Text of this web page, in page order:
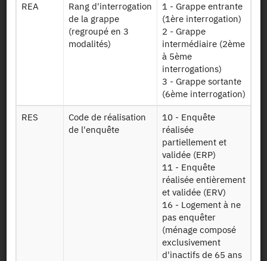
Mise à disposition :14/02/2020
Télécharger
Table de
correspondance
REA
Rang d'interrogation
de la grappe
(regroupé en 3
modalités)
1 - Grappe entrante
(1ère interrogation)
2 - Grappe
intermédiaire (2ème
à 5ème
interrogations)
3 - Grappe sortante
(6ème interrogation)
RES
Code de réalisation
de l'enquête
10 - Enquête
réalisée
partiellement et
validée (ERP)
11 - Enquête
réalisée entièrement
et validée (ERV)
16 - Logement à ne
pas enquêter
(ménage composé
exclusivement
d'inactifs de 65 ans